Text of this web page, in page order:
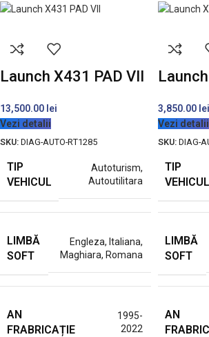
Launch X431 PAD VII
13,500.00 lei
Vezi detalii
SKU: DIAG-AUTO-RT1285
TIP
VEHICUL
Autoturism,
Autoutilitara
LIMBĂ
SOFT
Engleza, Italiana,
Maghiara, Romana
AN
FRABRICAȚIE
1995-
2022
3,850.00 lei
Vezi detalii
SKU: DIAG-
TIP
VEHICUL
LIMBĂ
SOFT
AN